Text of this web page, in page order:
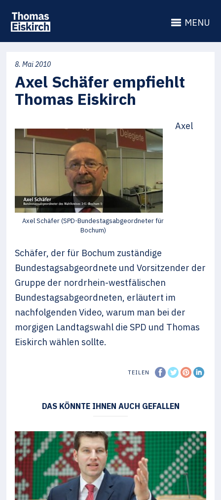
MENU
8. Mai 2010
Axel Schäfer empfiehlt
Thomas Eiskirch
Axel Schäfer (SPD-Bundestagsabgeordneter für
Bochum)
Axel
Schäfer, der für Bochum zuständige
Bundestagsabgeordnete und Vorsitzender der
Gruppe der nordrhein-westfälischen
Bundestagsabgeordneten, erläutert im
nachfolgenden Video, warum man bei der
morgigen Landtagswahl die SPD und Thomas
Eiskirch wählen sollte.
TEILEN
DAS KÖNNTE IHNEN AUCH GEFALLEN